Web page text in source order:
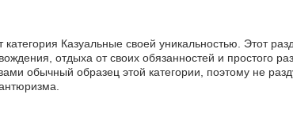
категория Казуальные своей уникальностью. Этот
отдыха от своих обязанностей и простого
обычный образец этой категории, поэтому не